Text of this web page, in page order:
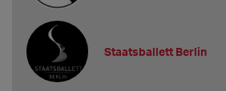
Staatsballett Berlin